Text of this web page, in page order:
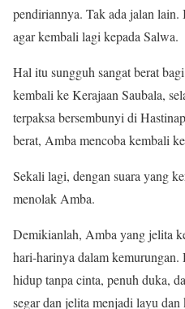
pendiriannya. Tak ada jalan lain.
agar kembali lagi kepada Salwa.
Hal itu sungguh sangat berat
kembali ke Kerajaan Saubala,
terpaksa bersembunyi di
berat, Amba mencoba kembali
Sekali lagi, dengan suara yang
menolak Amba.
Demikianlah, Amba yang jelita
hari-harinya dalam
hidup tanpa cinta, penuh duka,
segar dan jelita menjadi layu